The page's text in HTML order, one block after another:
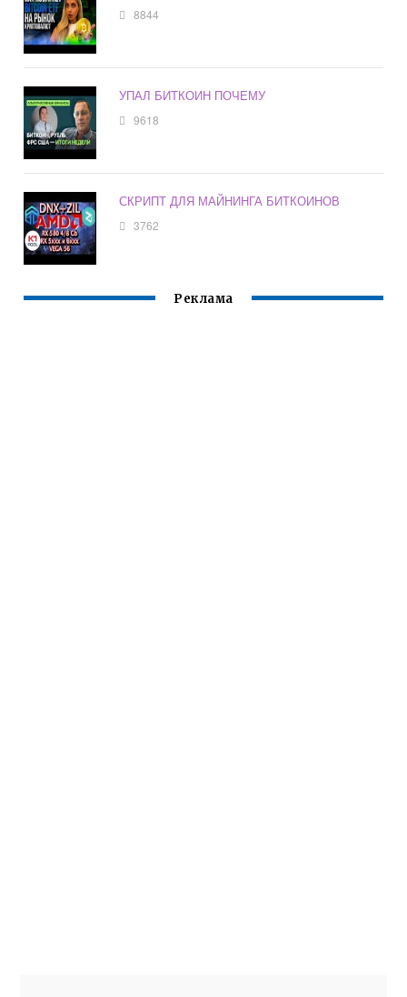
8844
УПАЛ БИТКОИН ПОЧЕМУ
9618
СКРИПТ ДЛЯ МАЙНИНГА БИТКОИНОВ
3762
Реклама